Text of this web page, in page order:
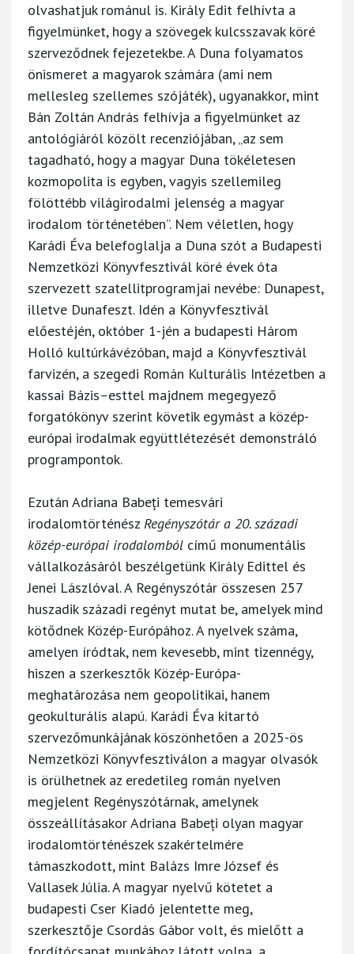
olvashatjuk románul is. Király Edit felhívta a
figyelmünket, hogy a szövegek kulcsszavak köré
szerveződnek fejezetekbe. A Duna folyamatos
önismeret a magyarok számára (ami nem
mellesleg szellemes szójáték), ugyanakkor, mint
Bán Zoltán András felhívja a figyelmünket az
antológiáról közölt recenziójában, „az sem
tagadható, hogy a magyar Duna tökéletesen
kozmopolita is egyben, vagyis szellemileg
fölöttébb világirodalmi jelenség a magyar
irodalom történetében”. Nem véletlen, hogy
Karádi Éva belefoglalja a Duna szót a Budapesti
Nemzetközi Könyvfesztivál köré évek óta
szervezett szatellitprogramjai nevébe: Dunapest,
illetve Dunafeszt. Idén a Könyvfesztivál
előestéjén, október 1-jén a budapesti Három
Holló kultúrkávézóban, majd a Könyvfesztivál
farvizén, a szegedi Román Kulturális Intézetben a
kassai Bázis–esttel majdnem megegyező
forgatókönyv szerint követik egymást a közép-
európai irodalmak együttlétezését demonstráló
programpontok.
Ezután Adriana Babeți temesvári
irodalomtörténész Regényszótár a 20. századi
közép-európai irodalomból című monumentális
vállalkozásáról beszélgetünk Király Edittel és
Jenei Lászlóval. A Regényszótár összesen 257
huszadik századi regényt mutat be, amelyek mind
kötődnek Közép-Európához. A nyelvek száma,
amelyen íródtak, nem kevesebb, mint tizennégy,
hiszen a szerkesztők Közép-Európa-
meghatározása nem geopolitikai, hanem
geokulturális alapú. Karádi Éva kitartó
szervezőmunkájának köszönhetően a 2025-ös
Nemzetközi Könyvfesztiválon a magyar olvasók
is örülhetnek az eredetileg román nyelven
megjelent Regényszótárnak, amelynek
összeállításakor Adriana Babeți olyan magyar
irodalomtörténészek szakértelmére
támaszkodott, mint Balázs Imre József és
Vallasek Júlia. A magyar nyelvű kötetet a
budapesti Cser Kiadó jelentette meg,
szerkesztője Csordás Gábor volt, és mielőtt a